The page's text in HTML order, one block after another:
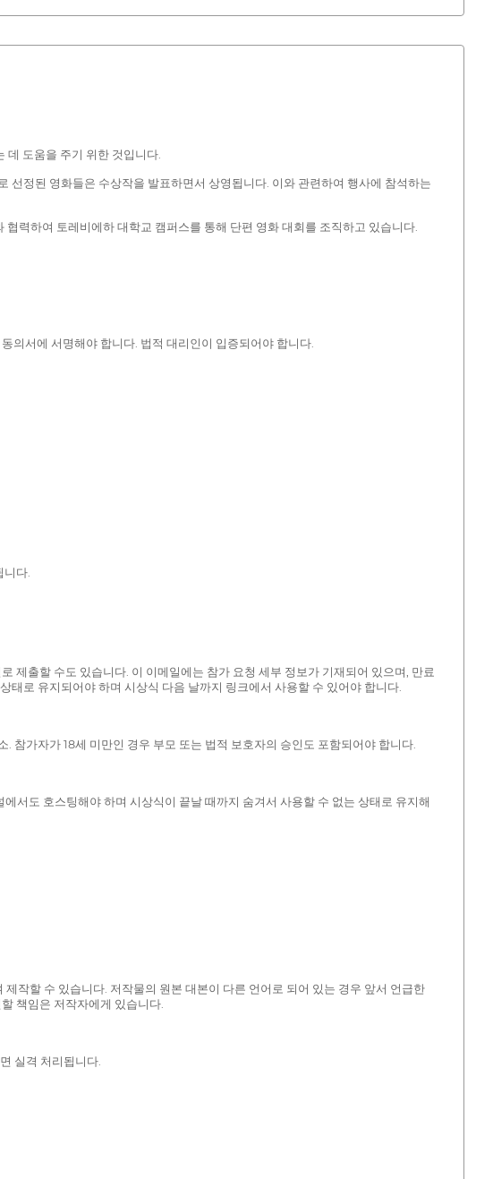
데 도움을 주기 위한 것입니다.
정된 영화들은 수상작을 발표하면서 상영됩니다. 이와 관련하여 행사에 참석하는
력하여 토레비에하 대학교 캠퍼스를 통해 단편 영화 대회를 조직하고 있습니다.
의서에 서명해야 합니다. 법적 대리인이 입증되어야 합니다.
니다.
할 수도 있습니다. 이 이메일에는 참가 요청 세부 정보가 기재되어 있으며, 만료
로 유지되어야 하며 시상식 다음 날까지 링크에서 사용할 수 있어야 합니다.
참가자가 18세 미만인 경우 부모 또는 법적 보호자의 승인도 포함되어야 합니다.
도 호스팅해야 하며 시상식이 끝날 때까지 숨겨서 사용할 수 없는 상태로 유지해
작할 수 있습니다. 저작물의 원본 대본이 다른 언어로 되어 있는 경우 앞서 언급한
책임은 저작자에게 있습니다.
실격 처리됩니다.